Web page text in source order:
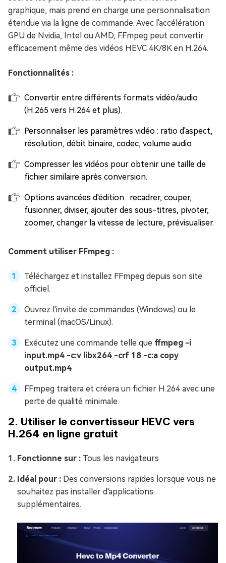
graphique, mais prend en charge une personnalisation
étendue via la ligne de commande. Avec l'accélération
GPU de Nvidia, Intel ou AMD, FFmpeg peut convertir
efficacement même des vidéos HEVC 4K/8K en H.264.
Fonctionnalités :
Convertir entre différents formats vidéo/audio
(H.265 vers H.264 et plus).
Personnaliser les paramètres vidéo : ratio d'aspect,
résolution, débit binaire, codec, volume audio.
Compresser les vidéos pour obtenir une taille de
fichier similaire après conversion.
Options avancées d'édition : recadrer, couper,
fusionner, diviser, ajouter des sous-titres, pivoter,
zoomer, changer la vitesse de lecture, prévisualiser.
Comment utiliser FFmpeg :
Téléchargez et installez FFmpeg depuis son site
officiel.
Ouvrez l'invite de commandes (Windows) ou le
terminal (macOS/Linux).
Exécutez une commande telle que ffmpeg -i
input.mp4 -c:v libx264 -crf 18 -c:a copy
output.mp4
FFmpeg traitera et créera un fichier H.264 avec une
perte de qualité minimale.
2. Utiliser le convertisseur HEVC vers
H.264 en ligne gratuit
Fonctionne sur : Tous les navigateurs
Idéal pour : Des conversions rapides lorsque vous ne
souhaitez pas installer d'applications
supplémentaires.